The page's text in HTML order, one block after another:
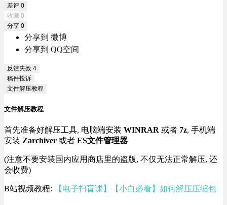
差评 0
收藏 0
分享 0
分享到 微博
分享到 QQ空间
反馈失效 4
稿件投诉
文件解压教程
文件解压教程
首先准备好解压工具, 电脑端安装 WINRAR 或者 7z, 手机端
安装 Zarchiver 或者 ES文件管理器
(注意不要安装国内应用商店里的盗版, 不仅无法正常解压, 还
会收费)
B站视频教程: 【电子扫盲课】【小白必看】如何解压压缩包